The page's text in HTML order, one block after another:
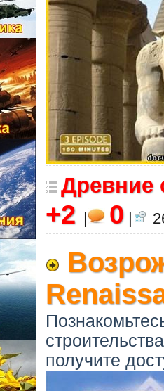
Древние
+2 | 0 |
получите